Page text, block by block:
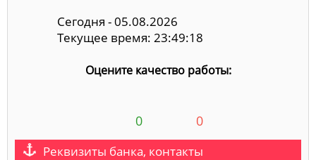
Сегодня - 05.08.2026
Текущее время: 23:49:19
Оцените качество работы:
0 0
Реквизиты банка, контакты